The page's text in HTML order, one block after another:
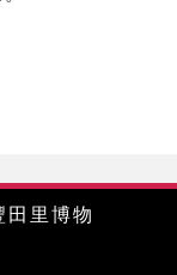
田里博物